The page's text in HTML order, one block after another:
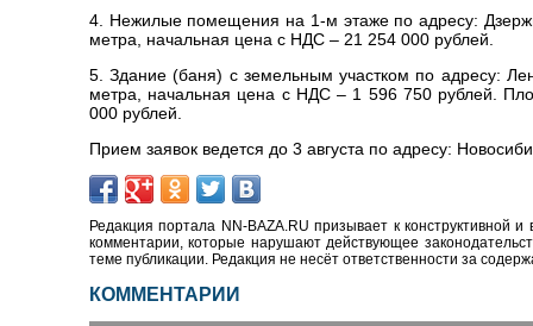
4. Нежилые помещения на 1-м этаже по адресу:
метра, начальная цена с НДС – 21 254 000 рублей.
5. Здание (баня) с земельным участком по адресу:
метра, начальная цена с НДС – 1 596 750 рублей.
000 рублей.
Прием заявок ведется до 3 августа по адресу:
Редакция портала NN-BAZA.RU призывает к конструктивной
комментарии, которые нарушают действующее
теме публикации. Редакция не несёт ответственности за
КОММЕНТАРИИ